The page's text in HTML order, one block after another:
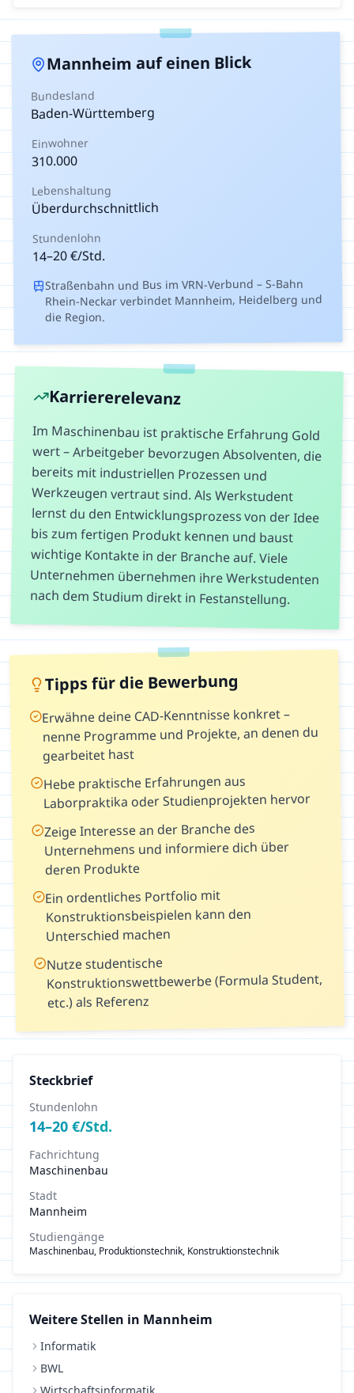
Mannheim auf einen Blick
Bundesland
Baden-Württemberg
Einwohner
310.000
Lebenshaltung
Überdurchschnittlich
Stundenlohn
14–20€/Std.
Straßenbahn und Bus im VRN-Verbund – S-Bahn
Rhein-Neckar verbindet Mannheim, Heidelberg und
die Region.
Karriererelevanz
Im Maschinenbau ist praktische Erfahrung Gold
wert – Arbeitgeber bevorzugen Absolventen, die
bereits mit industriellen Prozessen und
Werkzeugen vertraut sind. Als Werkstudent
lernst du den Entwicklungsprozess von der Idee
bis zum fertigen Produkt kennen und baust
wichtige Kontakte in der Branche auf. Viele
Unternehmen übernehmen ihre Werkstudenten
nach dem Studium direkt in Festanstellung.
Tipps für die Bewerbung
Erwähne deine CAD-Kenntnisse konkret –
nenne Programme und Projekte, an denen du
gearbeitet hast
Hebe praktische Erfahrungen aus
Laborpraktika oder Studienprojekten hervor
Zeige Interesse an der Branche des
Unternehmens und informiere dich über
deren Produkte
Ein ordentliches Portfolio mit
Konstruktionsbeispielen kann den
Unterschied machen
Nutze studentische
Konstruktionswettbewerbe (Formula Student,
etc.) als Referenz
Steckbrief
Stundenlohn
14–20 €/Std.
Fachrichtung
Maschinenbau
Stadt
Mannheim
Studiengänge
Maschinenbau, Produktionstechnik, Konstruktionstechnik
Weitere Stellen in Mannheim
Informatik
BWL